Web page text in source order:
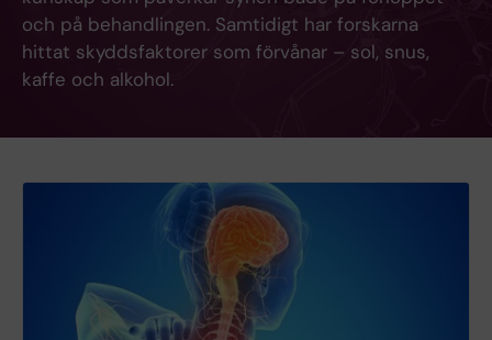
och på behandlingen. Samtidigt har forskarna
hittat skyddsfaktorer som förvånar – sol, snus,
kaffe och alkohol.